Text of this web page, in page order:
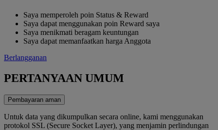
Saya memperoleh poin Status & Reward
Saya dapat menggunakan poin Reward saya
Saya menikmati beragam keuntungan
Saya dapat memanfaatkan harga Anggota
Berlangganan
PERTANYAAN UMUM
Pembayaran aman
Untuk data yang dikumpulkan secara online, kami menggunakan
protokol SSL (Secure Socket Layer), yang menjamin perlindungan